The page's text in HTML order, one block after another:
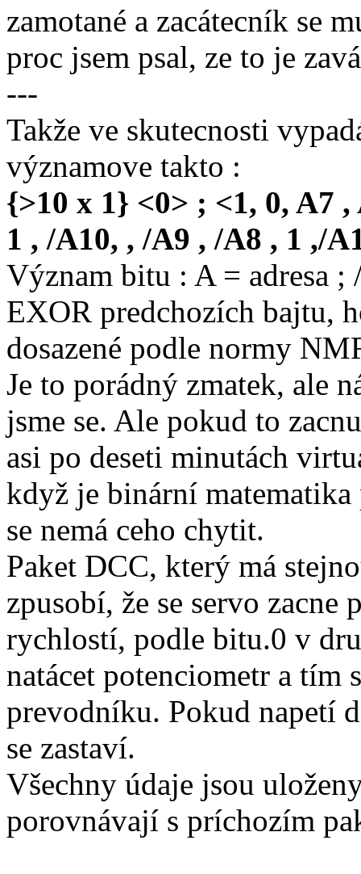
zamotané a zacátecník se
proc jsem psal, ze to je
---
Takže ve skutecnosti
významove takto :
{>10 x 1} <0> ; <1, 0, A7
1 , /A10, , /A9 , /A8 , 1 ,/
Význam bitu : A = adresa
EXOR predchozích bajtu,
dosazené podle normy
Je to porádný zmatek, ale
jsme se. Ale pokud to
asi po deseti minutách
když je binární matematika
se nemá ceho chytit.
Paket DCC, který má
zpusobí, že se servo zacne
rychlostí, podle bitu.0 v
natácet potenciometr a tím
prevodníku. Pokud napetí
se zastaví.
Všechny údaje jsou
porovnávají s príchozím